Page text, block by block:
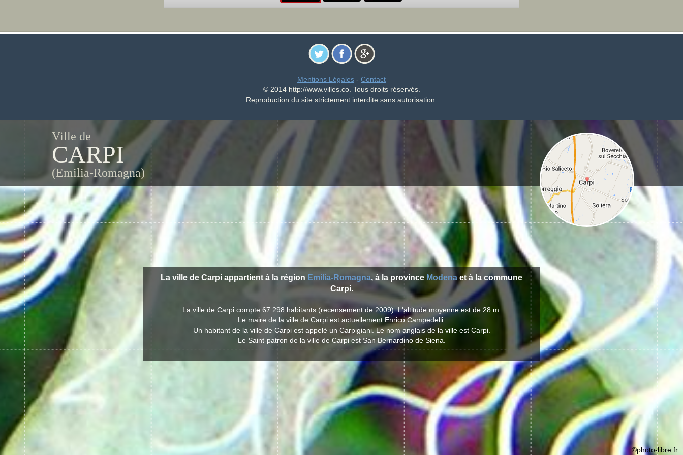
Mentions Légales - Contact
© 2014 http://www.villes.co. Tous droits réservés.
Reproduction du site strictement interdite sans autorisation.
Ville de
CARPI
(Emilia-Romagna)
La ville de Carpi appartient à la région Emilia-Romagna, à la province Modena et à la commune
Carpi.
La ville de Carpi compte 67 298 habitants (recensement de 2009). L'altitude moyenne est de 28 m.
Le maire de la ville de Carpi est actuellement Enrico Campedelli.
Un habitant de la ville de Carpi est appelé un Carpigiani. Le nom anglais de la ville est Carpi.
Le Saint-patron de la ville de Carpi est San Bernardino de Siena.
©photo-libre.fr